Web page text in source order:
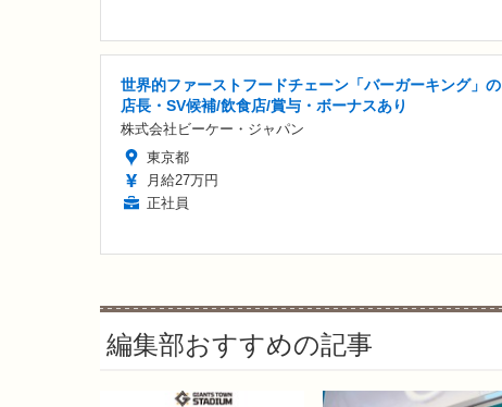
世界的ファーストフードチェーン「バーガーキング」の
店長・SV候補/飲食店/賞与・ボーナスあり
株式会社ビーケー・ジャパン
東京都
月給27万円
正社員
編集部おすすめの記事